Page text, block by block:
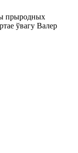
прыродных
ўвагу Валер